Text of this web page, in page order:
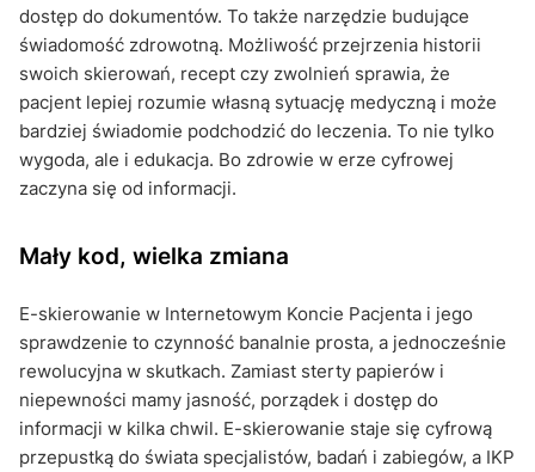
dostęp do dokumentów. To także narzędzie budujące
świadomość zdrowotną. Możliwość przejrzenia historii
swoich skierowań, recept czy zwolnień sprawia, że
pacjent lepiej rozumie własną sytuację medyczną i może
bardziej świadomie podchodzić do leczenia. To nie tylko
wygoda, ale i edukacja. Bo zdrowie w erze cyfrowej
zaczyna się od informacji.
Mały kod, wielka zmiana
E-skierowanie w Internetowym Koncie Pacjenta i jego
sprawdzenie to czynność banalnie prosta, a jednocześnie
rewolucyjna w skutkach. Zamiast sterty papierów i
niepewności mamy jasność, porządek i dostęp do
informacji w kilka chwil. E-skierowanie staje się cyfrową
przepustką do świata specjalistów, badań i zabiegów, a IKP